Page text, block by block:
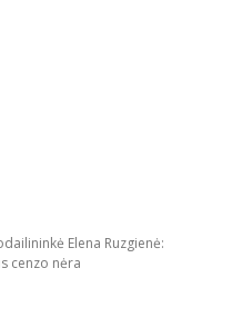
Elena Ruzgienė:
cenzo nėra